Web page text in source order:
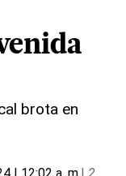
brota en